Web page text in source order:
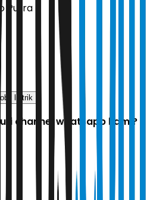
Putra
listrik
channel whatsapp kami?